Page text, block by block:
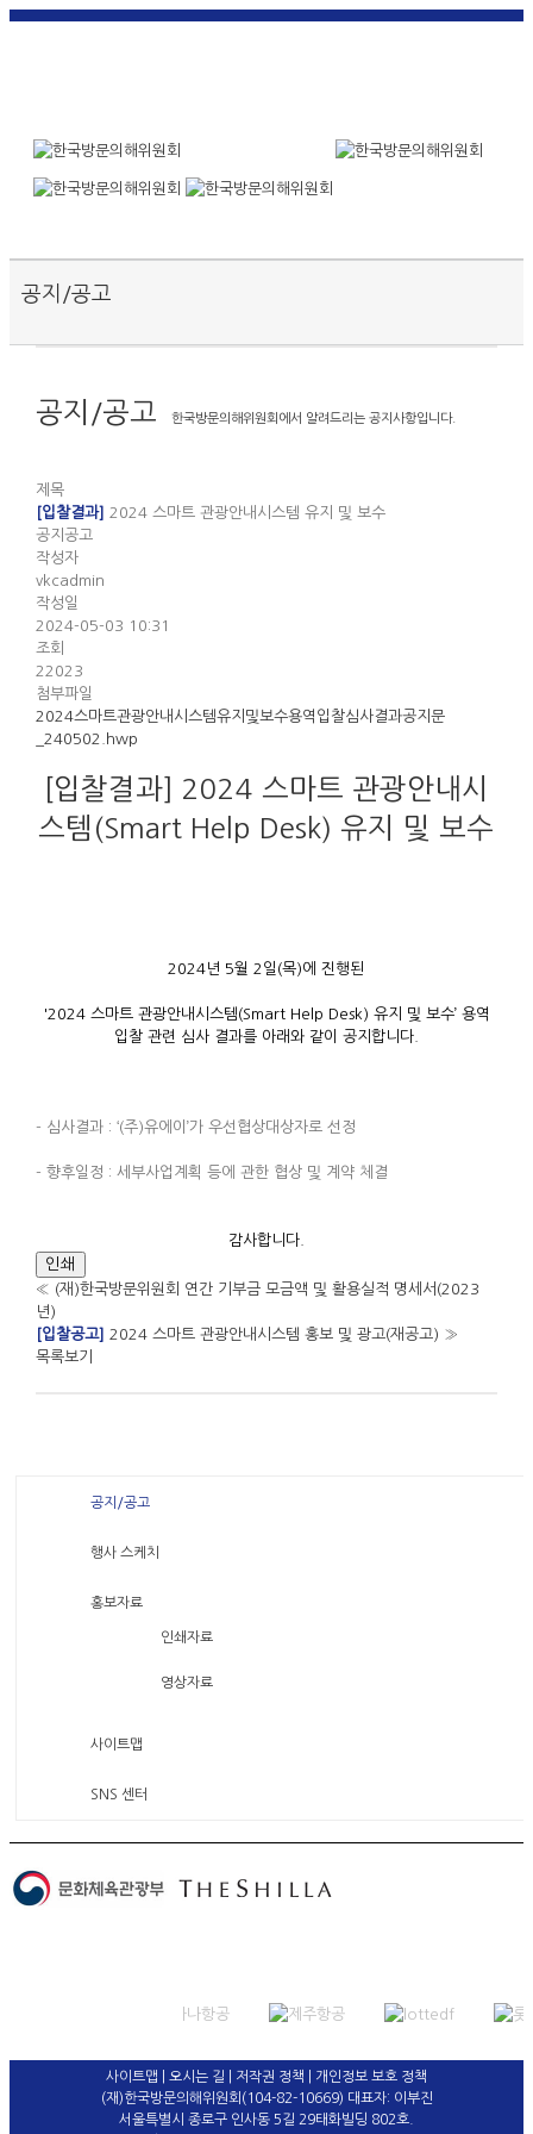
공지/공고
공지/공고 한국방문의해위원회에서 알려드리는 공지사항입니다.
제목
[입찰결과]
2024 스마트 관광안내시스템 유지 및 보수
공지공고
작성자
vkcadmin
작성일
2024-05-03 10:31
조회
22023
첨부파일
2024스마트관광안내시스템유지및보수용역입찰심사결과공지문
_240502.hwp
[입찰결과] 2024 스마트 관광안내시
스템(Smart Help Desk) 유지 및 보수
2024년 5월 2일(목)에 진행된
'2024 스마트 관광안내시스템(Smart Help Desk) 유지 및 보수’ 용역
입찰 관련 심사 결과를 아래와 같이 공지합니다.
- 심사결과 : ‘(주)유에이’가 우선협상대상자로 선정
- 향후일정 : 세부사업계획 등에 관한 협상 및 계약 체결
감사합니다.
인쇄
« (재)한국방문위원회 연간 기부금 모금액 및 활용실적 명세서(2023
년)
[입찰공고]
2024 스마트 관광안내시스템 홍보 및 광고(재공고) »
목록보기
공지/공고
행사 스케치
홍보자료
인쇄자료
영상자료
사이트맵
SNS 센터
사이트맵 오시는 길 저작권 정책
개인정보 보호 정책
(재)한국방문의해위원회(104-82-10669) 대표자: 이부진
서울특별시 종로구 인사동 5길 29태화빌딩 802호.